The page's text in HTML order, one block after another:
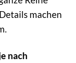
machen
nach